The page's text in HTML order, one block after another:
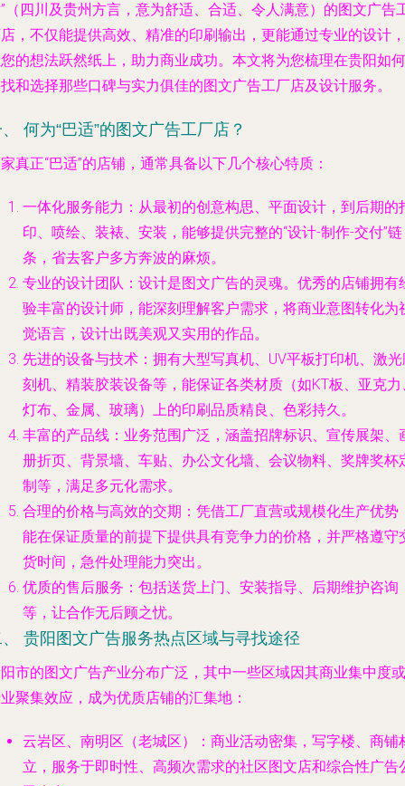
（四川及贵州方言，意为舒适、合适、令人满意）的图文广告
，不仅能提供高效、精准的印刷输出，更能通过专业的设计，
的想法跃然纸上，助力商业成功。本文将为您梳理在贵阳如何
和选择那些口碑与实力俱佳的图文广告工厂店及设计服务。
何为“巴适”的图文广告工厂店？
真正“巴适”的店铺，通常具备以下几个核心特质：
一体化服务能力 ：从最初的创意构思、平面设计，到后期的
印、喷绘、装裱、安装，能够提供完整的“设计-制作-交付”链
条，省去客户多方奔波的麻烦。
专业的设计团队 ：设计是图文广告的灵魂。优秀的店铺拥有
验丰富的设计师，能深刻理解客户需求，将商业意图转化为
觉语言，设计出既美观又实用的作品。
先进的设备与技术 ：拥有大型写真机、UV平板打印机、激
刻机、精装胶装设备等，能保证各类材质（如KT板、亚克力
灯布、金属、玻璃）上的印刷品质精良、色彩持久。
丰富的产品线 ：业务范围广泛，涵盖招牌标识、宣传展架、
册折页、背景墙、车贴、办公文化墙、会议物料、奖牌奖杯
制等，满足多元化需求。
合理的价格与高效的交期 ：凭借工厂直营或规模化生产优势
能在保证质量的前提下提供具有竞争力的价格，并严格遵守
货时间，急件处理能力突出。
优质的售后服务 ：包括送货上门、安装指导、后期维护咨询
等，让合作无后顾之忧。
贵阳图文广告服务热点区域与寻找途径
市的图文广告产业分布广泛，其中一些区域因其商业集中度或
聚集效应，成为优质店铺的汇集地：
云岩区、南明区（老城区）
：商业活动密集，写字楼、商铺
立，服务于即时性、高频次需求的社区图文店和综合性广告